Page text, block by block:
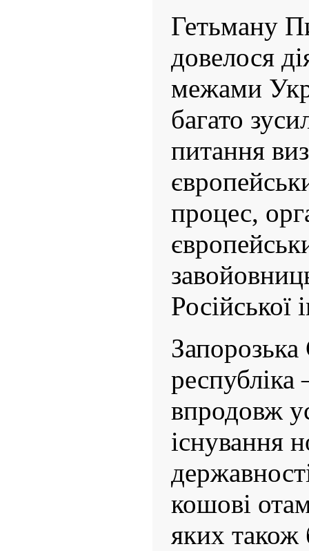
Гетьману
довелося
межами
багато
питання
процес,
Російської
впродовж
існування
кошові
яких також